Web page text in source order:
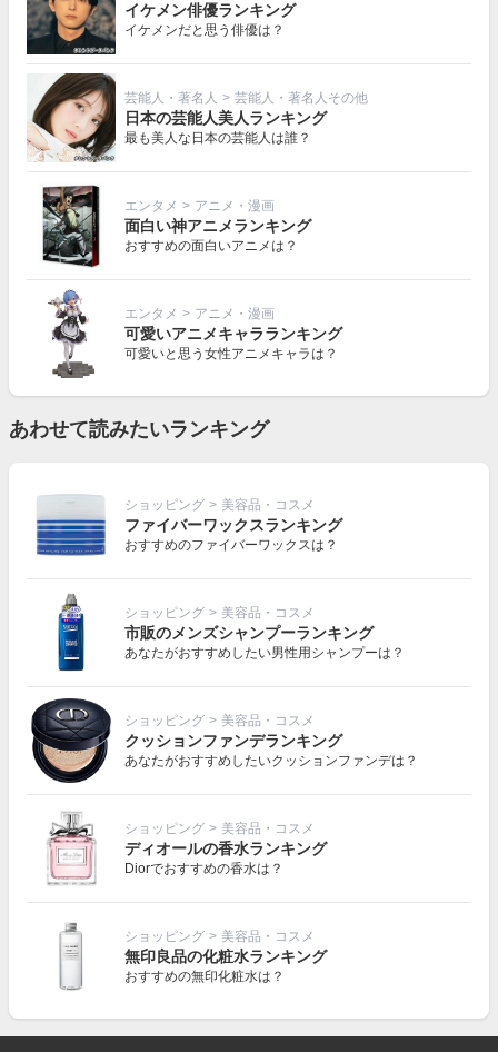
イケメン俳優ランキング
イケメンだと思う俳優は？
芸能人・著名人 > 芸能人・著名人その他
日本の芸能人美人ランキング
最も美人な日本の芸能人は誰？
エンタメ > アニメ・漫画
面白い神アニメランキング
おすすめの面白いアニメは？
エンタメ > アニメ・漫画
可愛いアニメキャラランキング
可愛いと思う女性アニメキャラは？
あわせて読みたいランキング
ショッピング > 美容品・コスメ
ファイバーワックスランキング
おすすめのファイバーワックスは？
ショッピング > 美容品・コスメ
市販のメンズシャンプーランキング
あなたがおすすめしたい男性用シャンプーは？
ショッピング > 美容品・コスメ
クッションファンデランキング
あなたがおすすめしたいクッションファンデは？
ショッピング > 美容品・コスメ
ディオールの香水ランキング
Diorでおすすめの香水は？
ショッピング > 美容品・コスメ
無印良品の化粧水ランキング
おすすめの無印化粧水は？